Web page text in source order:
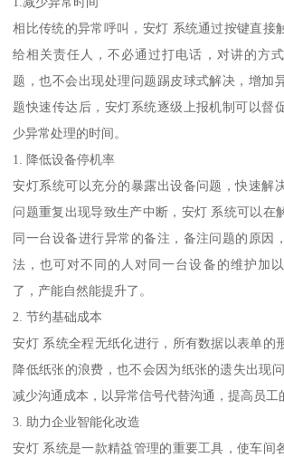
相比传统的异常呼叫，安灯 系统通过按键直接
给相关责任人，不必通过打电话，对讲的方
题，也不会出现处理问题踢皮球式解决，增加
题快速传达后，安灯系统逐级上报机制可以督
少异常处理的时间。
1. 降低设备停机率
安灯系统可以充分的暴露出设备问题，快速解
问题重复出现导致生产中断，安灯 系统可以在
同一台设备进行异常的备注，备注问题的原因
法，也可对不同的人对同一台设备的维护加
了，产能自然能提升了。
2. 节约基础成本
安灯 系统全程无纸化进行，所有数据以表单的
降低纸张的浪费，也不会因为纸张的遗失出现
减少沟通成本，以异常信号代替沟通，提高员工
3. 助力企业智能化改造
安灯 系统是一款精益管理的重要工具，使车间